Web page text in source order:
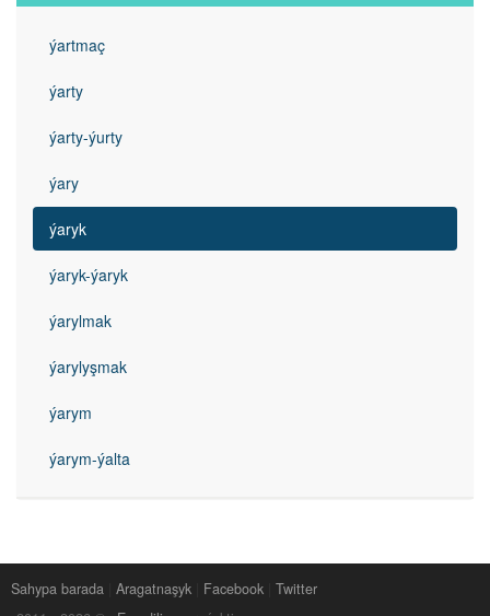
ýartmaç
ýarty
ýarty-ýurty
ýary
ýaryk
ýaryk-ýaryk
ýarylmak
ýarylyşmak
ýarym
ýarym-ýalta
Sahypa barada Aragatnaşyk Facebook
Twitter